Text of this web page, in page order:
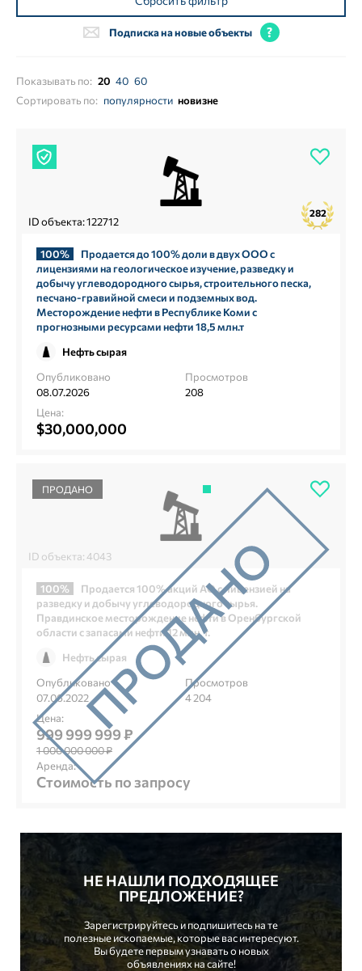
Подписка на новые объекты
Показывать по: 20 40 60
Сортировать по: популярности новизне
ID объекта: 122712
282
100%
Продается до 100% доли в двух ООО с
лицензиями на геологическое изучение, разведку и
добычу углеводородного сырья, строительного песка,
песчано-гравийной смеси и подземных вод.
Месторождение нефти в Республике Коми с
прогнозными ресурсами нефти 18,5 млн.т
Нефть сырая
Опубликовано
08.07.2026
Просмотров
208
Цена:
$30,000,000
ПРОДАНО
ID объекта: 4043
100%
Продается 100% акций АО с лицензией на
разведку и добычу углеводородного сырья.
Правдинское месторождение нефти в Оренбургской
области с запасами нефти 12 млн. т.
Нефть сырая
Опубликовано
07.06.2022
Просмотров
4 204
Цена:
999 999 999 ₽
1 000 000 000 ₽
Аренда:
Стоимость по запросу
НЕ НАШЛИ ПОДХОДЯЩЕЕ
ПРЕДЛОЖЕНИЕ?
Зарегистрируйтесь и подпишитесь на те
полезные ископаемые, которые вас интересуют.
Вы будете первым узнавать о новых
объявлениях на сайте!